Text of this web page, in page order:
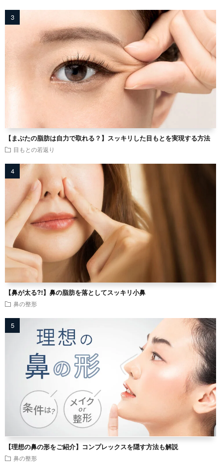
【まぶたの脂肪は自力で取れる？】スッキリした目もとを実現する方法
目もとの若返り
【鼻が太る?!】鼻の脂肪を落としてスッキリ小鼻
鼻の整形
【理想の鼻の形をご紹介】コンプレックスを隠す方法も解説
鼻の整形